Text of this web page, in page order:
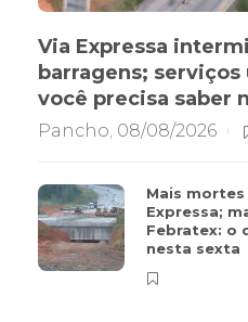
Via Expressa
barragens; serviços
você precisa saber
Pancho, 08/08/2026
Mais
Expressa;
Febratex: o
nesta sexta